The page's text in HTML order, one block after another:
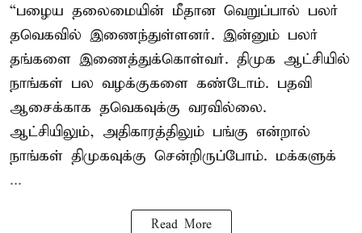
“பழைய தலைமையின் மீதான வெறுப்பால் பலர்
தவெகவில் இணைந்துள்ளனர். இன்னும் பலர்
தங்களை இணைத்துக்கொள்வர். திமுக ஆட்சியில்
நாங்கள் பல வழக்குகளை கண்டோம். பதவி
ஆசைக்காக தவெகவுக்கு வரவில்லை.
ஆட்சியிலும், அதிகாரத்திலும் பங்கு என்றால்
நாங்கள் திமுகவுக்கு சென்றிருப்போம். மக்களுக்
...
Read More